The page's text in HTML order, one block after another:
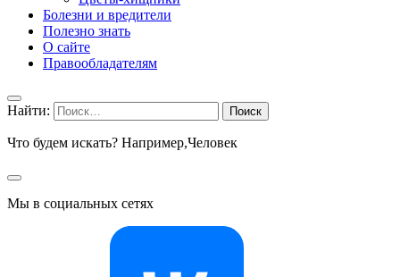
Болезни и вредители
Полезно знать
О сайте
Правообладателям
Найти:
Что будем искать? Например,Человек
Мы в социальных сетях